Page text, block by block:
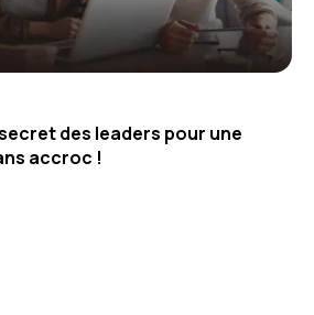
des leaders pour une
accroc !